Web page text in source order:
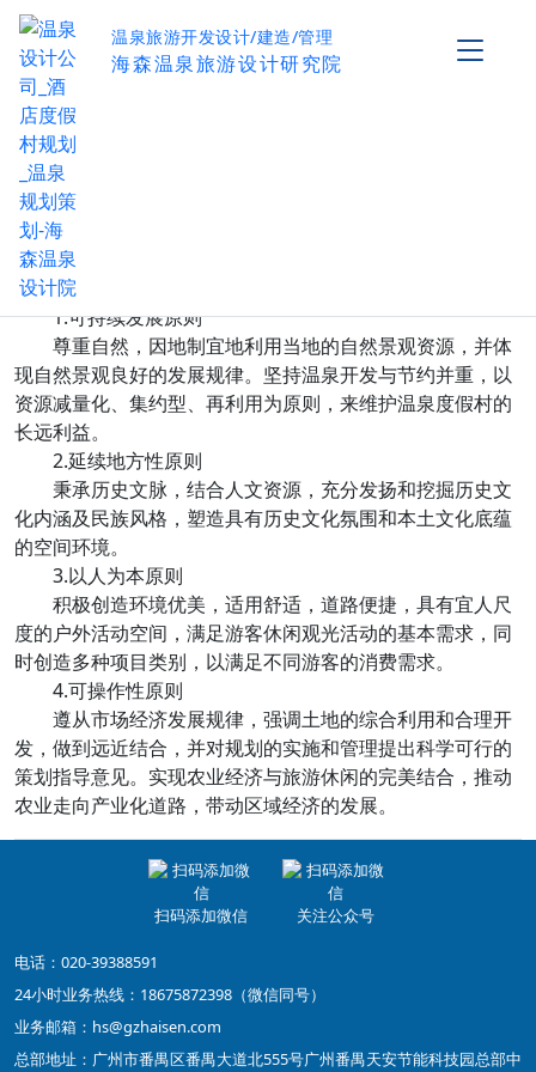
温泉旅游开发设计/建造/管理
海森温泉旅游设计研究院
温泉规划涉及温泉、土地、自然资源、文化资源等
多方面内容，海森机构认为应该遵循以下四个原则，使温泉
度假村获得更长远的发展。
1.可持续发展原则
尊重自然，因地制宜地利用当地的自然景观资源，并体
现自然景观良好的发展规律。坚持温泉开发与节约并重，以
资源减量化、集约型、再利用为原则，来维护温泉度假村的
长远利益。
2.延续地方性原则
秉承历史文脉，结合人文资源，充分发扬和挖掘历史文
化内涵及民族风格，塑造具有历史文化氛围和本土文化底蕴
的空间环境。
3.以人为本原则
积极创造环境优美，适用舒适，道路便捷，具有宜人尺
度的户外活动空间，满足游客休闲观光活动的基本需求，同
时创造多种项目类别，以满足不同游客的消费需求。
4.可操作性原则
遵从市场经济发展规律，强调土地的综合利用和合理开
发，做到远近结合，并对规划的实施和管理提出科学可行的
策划指导意见。实现农业经济与旅游休闲的完美结合，推动
农业走向产业化道路，带动区域经济的发展。
扫码添加微信 关注公众号
电话：020-39388591
24小时业务热线：18675872398（微信同号）
业务邮箱：hs@gzhaisen.com
总部地址：广州市番禺区番禺大道北555号广州番禺天安节能科技园总部中